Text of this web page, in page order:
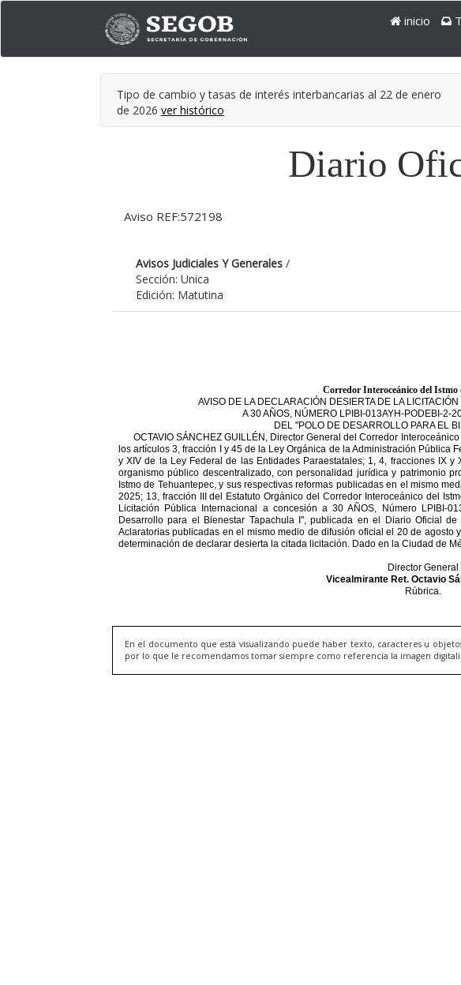
inicio
Tipo de cambio y tasas de interés interbancarias al 22 de enero
de 2026 ver histórico
Diario
Aviso REF:572198
Avisos Judiciales Y Generales /
Sección: Unica
Edición: Matutina
En el documento que está visualizando puede haber texto, caracteres u
por lo que le recomendamos tomar siempre como referencia la imagen